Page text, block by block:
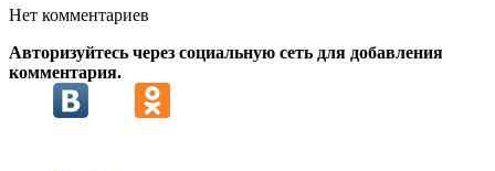
Нет комментариев
Авторизуйтесь через социальную сеть для добавления
комментария.